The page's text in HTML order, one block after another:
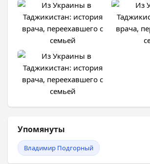
Упомянуты
Владимир Подгорный